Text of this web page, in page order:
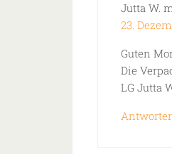
Jutta W.
23.
Guten
Die
LG Jutta